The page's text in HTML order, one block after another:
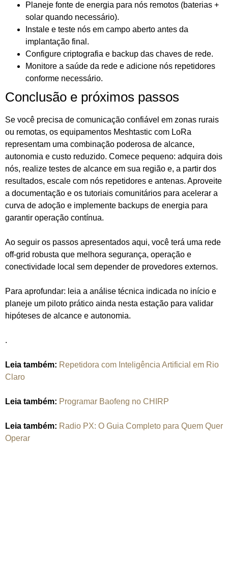
Planeje fonte de energia para nós remotos (baterias +
solar quando necessário).
Instale e teste nós em campo aberto antes da
implantação final.
Configure criptografia e backup das chaves de rede.
Monitore a saúde da rede e adicione nós repetidores
conforme necessário.
Conclusão e próximos passos
Se você precisa de comunicação confiável em zonas rurais
ou remotas, os equipamentos Meshtastic com LoRa
representam uma combinação poderosa de alcance,
autonomia e custo reduzido. Comece pequeno: adquira dois
nós, realize testes de alcance em sua região e, a partir dos
resultados, escale com nós repetidores e antenas. Aproveite
a documentação e os tutoriais comunitários para acelerar a
curva de adoção e implemente backups de energia para
garantir operação contínua.
Ao seguir os passos apresentados aqui, você terá uma rede
off‑grid robusta que melhora segurança, operação e
conectividade local sem depender de provedores externos.
Para aprofundar: leia a análise técnica indicada no início e
planeje um piloto prático ainda nesta estação para validar
hipóteses de alcance e autonomia.
.
Leia também: Repetidora com Inteligência Artificial em Rio
Claro
Leia também: Programar Baofeng no CHIRP
Leia também: Radio PX: O Guia Completo para Quem Quer
Operar